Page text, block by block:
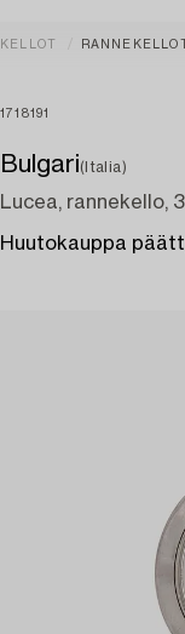
KELLOT RANNEKELLOT
1718191
Bulgari(Italia)
Lucea, rannekello,
Huutokauppa